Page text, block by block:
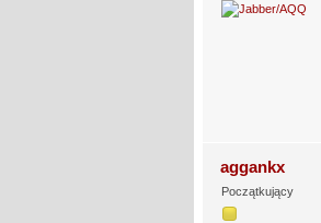
aggankx
Początkujący